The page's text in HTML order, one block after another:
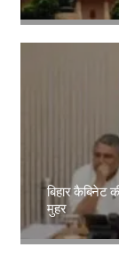
Amit Lekh
बिहार कैबिनेट
मुहर
Amit Lekh